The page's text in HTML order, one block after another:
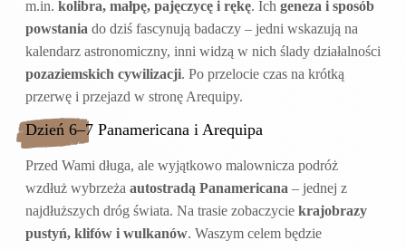
m.in. kolibra, małpę, pajęczycę i rękę. Ich geneza i sposób
powstania do dziś fascynują badaczy – jedni wskazują na
kalendarz astronomiczny, inni widzą w nich ślady działalności
pozaziemskich cywilizacji. Po przelocie czas na krótką
przerwę i przejazd w stronę Arequipy.
Dzień 6–7 Panamericana i Arequipa
Przed Wami długa, ale wyjątkowo malownicza podróż
wzdłuż wybrzeża autostradą Panamericana – jednej z
najdłuższych dróg świata. Na trasie zobaczycie krajobrazy
pustyń, klifów i wulkanów. Waszym celem będzie